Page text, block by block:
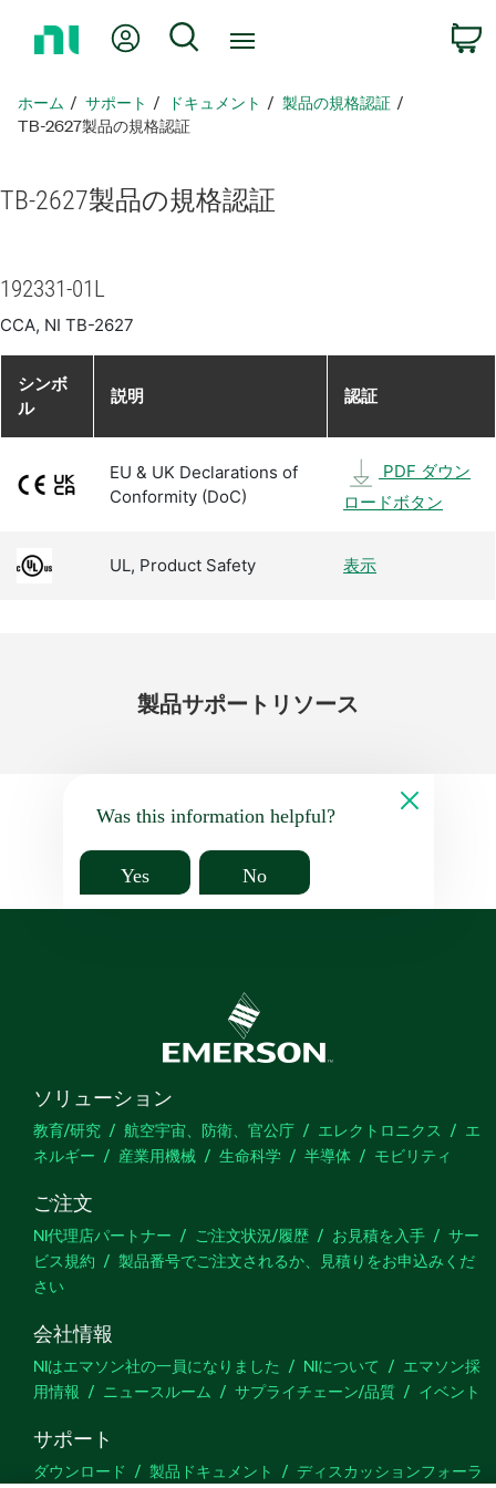
ペ
ー
戻
Myアカウント
検索
ホーム サポート ドキュメント
製品​の​規格​認証
TB-2627製品​の​規格​認証
TB-2627製品​の​規格​認証
192331-01L
CCA, NI TB-2627
シンボ
ル
説明 認証
EU & UK Declarations of
Conformity (DoC)
PDF ダウン
ロードボタン
UL, Product Safety 表示
製品サポート リソース
Was this information helpful?
Yes No
ソリューション
教育/研究 航空宇宙、防衛、官公庁 エレクトロニクス
エ
ネルギー
産業用機械 生命科学 半導体 モビリティ
ご注文
NI代理店パートナー ご注文状況/履歴 お見積を入手
サー
ビス規約
製品番号でご注文されるか、見積りをお申込みくだ
さい
会社情報
NIはエマソン社の一員になりました NIについて
エマソン採
用情報
ニュースルーム サプライチェーン/品質 イベント
サポート
ダウンロード 製品ドキュメント
ディスカッションフォーラ